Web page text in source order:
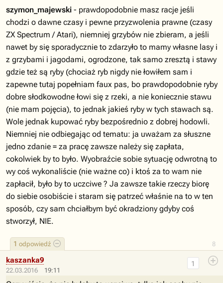
8
1 odpowiedź
szymon_majewski - prawdopodobnie masz racje jeśli
chodzi o dawne czasy i pewne przyzwolenia prawne (czasy
ZX Spectrum / Atari), niemniej grzybów nie zbieram, a jeśli
nawet by się sporadycznie to zdarzyło to mamy własne lasy i
z grzybami i jagodami, ogrodzone, tak samo zresztą i stawy
gdzie też są ryby (chociaż ryb nigdy nie łowiłem sam i
zapewne tutaj popełniam faux pas, bo prawdopodobnie ryby
dobre słodkowodne łowi się z rzeki, a nie koniecznie stawu
(nie mam pojęcia), to jednak jakieś ryby w tych stawach są.
Wole jednak kupować ryby bezpośrednio z dobrej hodowli.
Niemniej nie odbiegając od tematu: ja uważam za słuszne
jedno zdanie = za pracę zawsze należy się zapłata,
cokolwiek by to było. Wyobraźcie sobie sytuację odwrotną to
wy coś wykonaliście (nie ważne co) i ktoś za to wam nie
zapłacił, było by to uczciwe ? Ja zawsze takie rzeczy biorę
do siebie osobiście i staram się patrzeć właśnie na to w ten
sposób, czy sam chciałbym być okradziony gdyby coś
stworzył, NIE.
22.03.2016 19:11
1
kaszanka9